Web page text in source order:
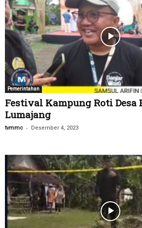
Pemerintahan
Festival Kampung Roti Desa
Lumajang
tvmmc - Desember 4, 2023